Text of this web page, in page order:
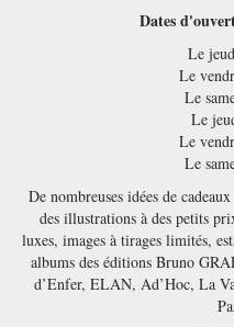
Dates
Le
Le
Le
Le
Le
Le
De nombreuses idées de
des illustrations à des petits
luxes, images à tirages limités,
albums des éditions Bruno
d’Enfer, ELAN, Ad’Hoc, La